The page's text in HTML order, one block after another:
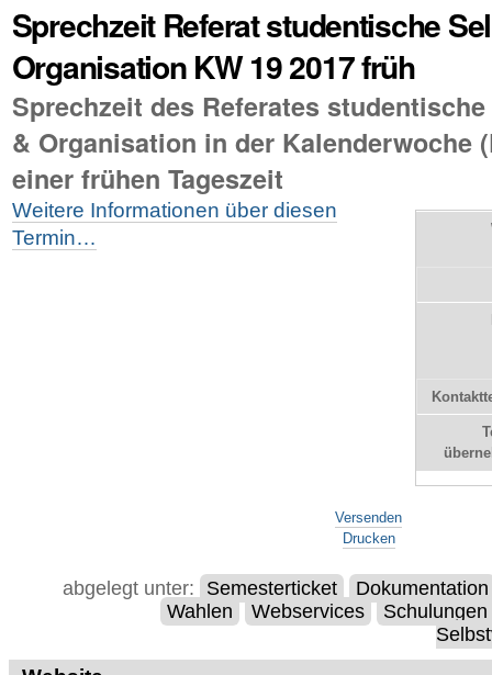
Sprechzeit Referat studentische
Organisation KW 19 2017 früh
Sprechzeit des Referates
& Organisation in der Kalenderwoche
einer frühen Tageszeit
Weitere Informationen über diesen
Termin…
Versenden
Drucken
abgelegt unter: Semesterticket
Dokumentation
Wahlen
Webservices
Schulungen